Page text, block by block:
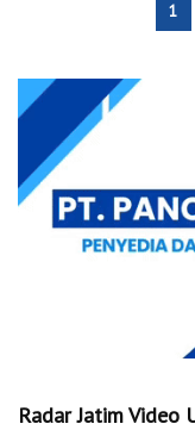
1
Radar Jatim Video